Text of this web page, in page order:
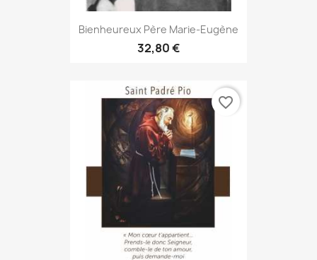
Bienheureux Père Marie-Eugène
32,80 €
favorite_border